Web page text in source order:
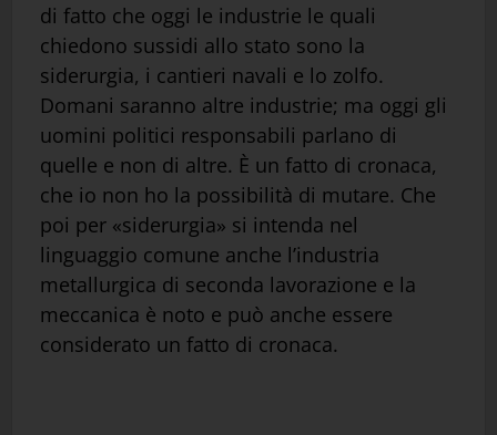
di fatto che oggi le industrie le quali
chiedono sussidi allo stato sono la
siderurgia, i cantieri navali e lo zolfo.
Domani saranno altre industrie; ma oggi gli
uomini politici responsabili parlano di
quelle e non di altre. È un fatto di cronaca,
che io non ho la possibilità di mutare. Che
poi per «siderurgia» si intenda nel
linguaggio comune anche l’industria
metallurgica di seconda lavorazione e la
meccanica è noto e può anche essere
considerato un fatto di cronaca.